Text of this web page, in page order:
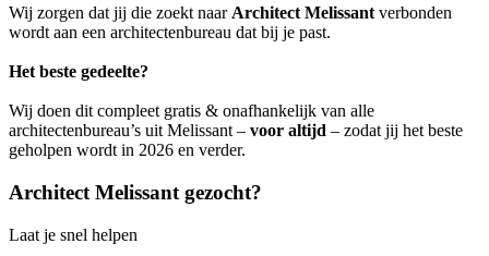
Wij zorgen dat jij die zoekt naar Architect Melissant verbonden
wordt aan een architectenbureau dat bij je past.
Het beste gedeelte?
Wij doen dit compleet gratis & onafhankelijk van alle
architectenbureau’s uit Melissant – voor altijd – zodat jij het beste
geholpen wordt in 2026 en verder.
Architect Melissant gezocht?
Laat je snel helpen